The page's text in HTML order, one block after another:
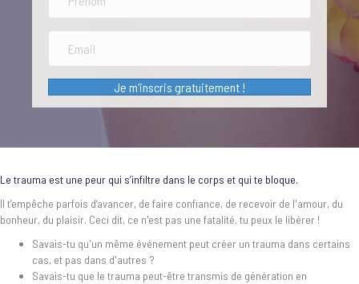
Je m'inscris gratuitement !
Le trauma est une peur qui s’infiltre dans le corps et qui te bloque.
Il t’empêche parfois d’avancer, de faire confiance, de recevoir de l'amour, du
bonheur, du plaisir. Ceci dit, ce n'est pas une fatalité, tu peux le libérer !
Savais-tu qu'un même événement peut créer un trauma dans certains
cas, et pas dans d'autres ?
Savais-tu que le trauma peut-être transmis de génération en